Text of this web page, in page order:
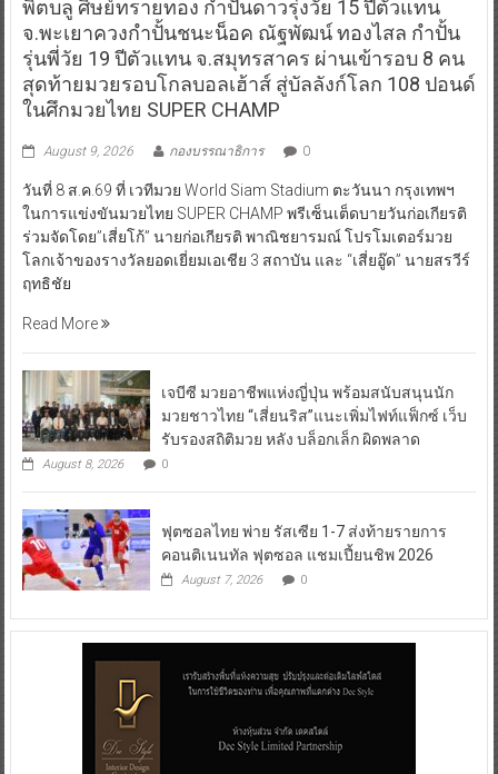
พิตบลู ศิษย์ทรายทอง กำปั้นดาวรุ่งวัย 15 ปีตัวแทน
จ.พะเยาควงกำปั้นชนะน็อค ณัฐพัฒน์ ทองไสล กำปั้น
รุ่นพี่วัย 19 ปีตัวแทน จ.สมุทรสาคร ผ่านเข้ารอบ 8 คน
สุดท้ายมวยรอบโกลบอลเฮ้าส์ สู่บัลลังก์โลก 108 ปอนด์
ในศึกมวยไทย SUPER CHAMP
August 9, 2026 กองบรรณาธิการ 0
วันที่ 8 ส.ค.69 ที่ เวทีมวย World Siam Stadium ตะวันนา กรุงเทพฯ
ในการแข่งขันมวยไทย SUPER CHAMP พรีเซ็นเต็ดบายวันก่อเกียรติ
ร่วมจัดโดย”เสี่ยโก้” นายก่อเกียรติ พาณิชยารมณ์ โปรโมเตอร์มวย
โลกเจ้าของรางวัลยอดเยี่ยมเอเชีย 3 สถาบัน และ “เสี่ยอู๊ด” นายสรวีร์
ฤทธิชัย
Read More
เจบีซี มวยอาชีพแห่งญี่ปุ่น พร้อมสนับสนุนนัก
มวยชาวไทย “เสี่ยนริส”แนะเพิ่มไฟท์แฟ็กซ์ เว็บ
รับรองสถิติมวย หลัง บล็อกเล็ก ผิดพลาด
August 8, 2026 0
ฟุตซอลไทย พ่าย รัสเซีย 1-7 ส่งท้ายรายการ
คอนติเนนทัล ฟุตซอล แชมเปี้ยนชิพ 2026
August 7, 2026 0